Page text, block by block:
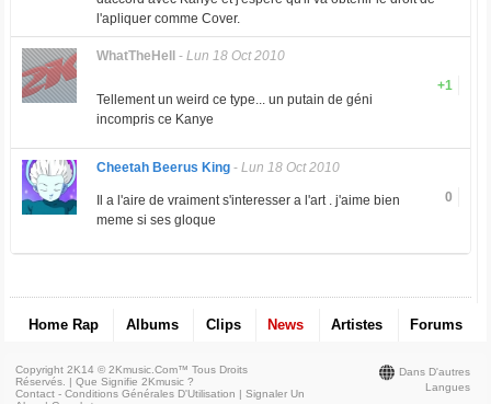
l'apliquer comme Cover.
WhatTheHell - Lun 18 Oct 2010
+1
Tellement un weird ce type... un putain de géni
incompris ce Kanye
Cheetah Beerus King- Lun 18 Oct 2010
0
Il a l'aire de vraiment s'interesser a l'art . j'aime bien
meme si ses gloque
Home Rap Albums Clips News Artistes Forums
Dans D'autres
Langues
Copyright 2K14 © 2Kmusic.com™Tous Droits
Réservés. |Que Signifie 2Kmusic ?
Contact - Conditions Générales D'Utilisation |Signaler Un